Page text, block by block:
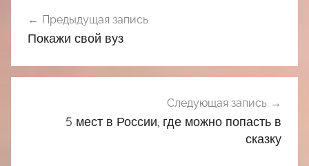
по
Предыдущая запись
Покажи свой вуз
Следующая запись
5 мест в России, где можно попасть в
сказку